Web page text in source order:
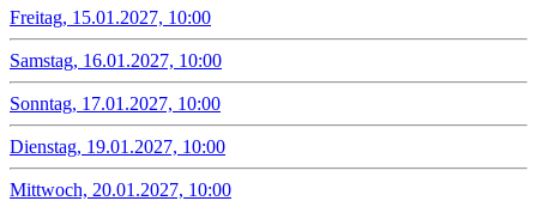
Freitag, 15.01.2027, 10:00
Samstag, 16.01.2027, 10:00
Sonntag, 17.01.2027, 10:00
Dienstag, 19.01.2027, 10:00
Mittwoch, 20.01.2027, 10:00